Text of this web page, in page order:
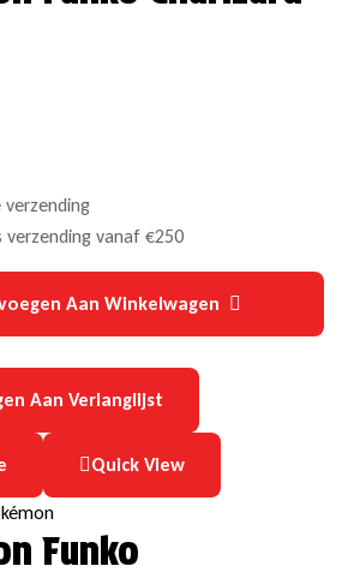
verzending
verzending vanaf €250
Aan Winkelwagen
Aan Verlanglijst
Quick View
Funko